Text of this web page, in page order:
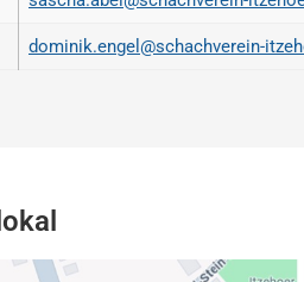
dominik.engel@schachverein-